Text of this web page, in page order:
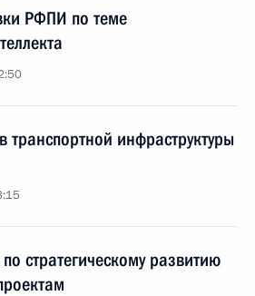
РФПИ по теме
транспортной инфраструктуры
стратегическому развитию